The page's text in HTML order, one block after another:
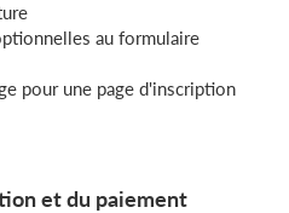
au formulaire
pour une page d'inscription
et du paiement